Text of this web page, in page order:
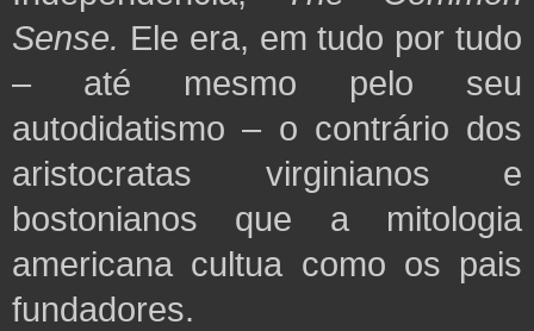
Sense. Ele era, em tudo por tudo
– até mesmo pelo seu
autodidatismo – o contrário dos
aristocratas virginianos e
bostonianos
que a mitologia
americana cultua como os pais
fundadores.